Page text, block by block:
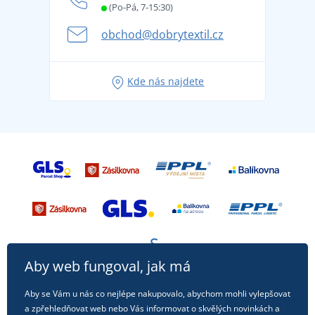
Letní dobrodružství začíná balením aneb připravte
se na dovolenou bez starostí
(Po-Pá, 7-15:30)
obchod@dobrytextil.cz
Kde nás najdete
Aby web fungoval, jak má
Aby se Vám u nás co nejlépe nakupovalo, abychom mohli vylepšovat
a zpřehledňovat web nebo Vás informovat o skvělých novinkách a